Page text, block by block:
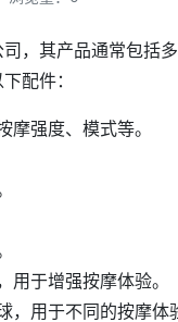
，其产品通常包括
配件：
强度、模式等。
于增强按摩体验。
用于不同的按摩体